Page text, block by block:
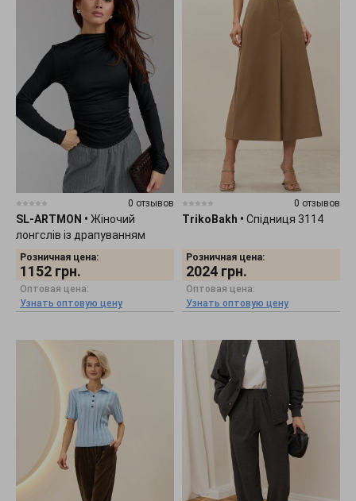
0 отзывов
SL-ARTMON • Жіночий
лонгслів із драпуванням
чорного кольору 584.1
Розничная цена:
1152 грн.
Оптовая цена:
Узнать оптовую цену
0 отзывов
TrikoBakh • Спідниця 3114
Розничная цена:
2024 грн.
Оптовая цена:
Узнать оптовую цену